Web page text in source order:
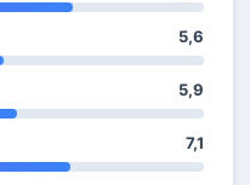
5,6
5,9
7,1